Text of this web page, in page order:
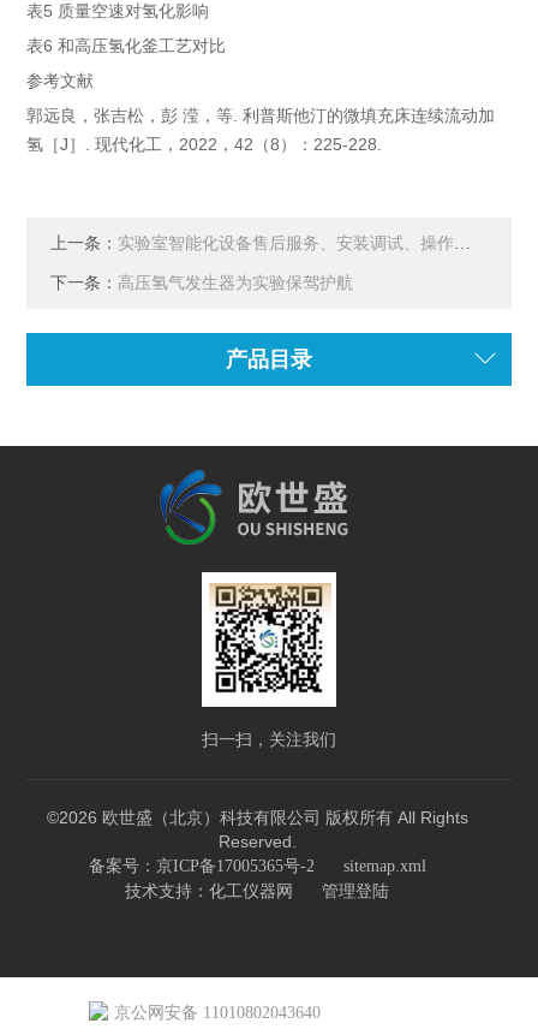
表5 质量空速对氢化影响
表6 和高压氢化釜工艺对比
参考文献
郭远良，张吉松，彭 滢，等. 利普斯他汀的微填充床连续流动加
氢［J］. 现代化工，2022，42（8）：225-228.
上一条： 实验室智能化设备售后服务、安装调试、操作培训、维护保养介绍
下一条： 高压氢气发生器为实验保驾护航
产品目录
扫一扫，关注我们
©2026 欧世盛（北京）科技有限公司 版权所有 All Rights
Reserved.
备案号：京ICP备17005365号-2 sitemap.xml
技术支持： 化工仪器网 管理登陆
京公网安备 11010802043640